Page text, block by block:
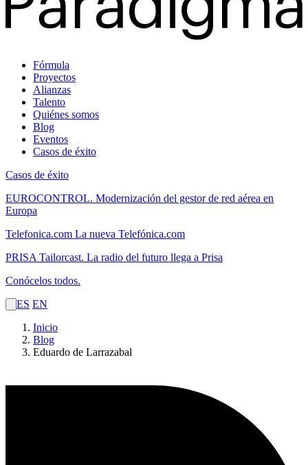
Fórmula
Proyectos
Alianzas
Talento
Quiénes somos
Blog
Eventos
Casos de éxito
Casos de éxito
EUROCONTROL. Modernización del gestor de red aérea en
Europa
Telefonica.com La nueva Telefónica.com
PRISA Tailorcast. La radio del futuro llega a Prisa
Conócelos todos.
ES EN
Inicio
Blog
Eduardo de Larrazabal